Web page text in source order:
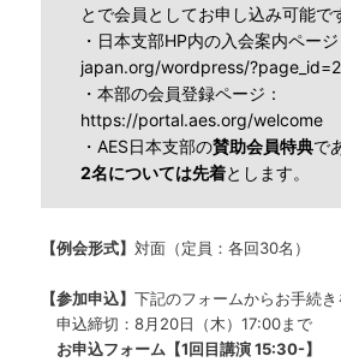
とで会員としてお申し込み可能で
・日本支部HP内の入会案内ページ
japan.org/wordpress/
・本部の会員登録ページ：
https://portal.aes.org/welcome
・AES日本支部の賛助会員特典で
2名については先着とします。
【例会形式】対面（定員：各回30名）
【参加申込】下記のフォームからお手続き
申込締切：8月20日（木）17:00まで
お申込フォーム【1回目講演 15:30-】